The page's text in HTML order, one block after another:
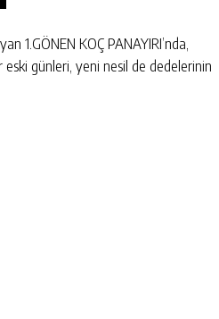
1.GÖNEN KOÇ PANAYIRI’nda,
eski günleri, yeni nesil de dedelerinin